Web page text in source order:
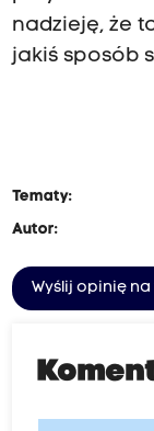
nadzieję, że
jakiś sposób
Tematy:
Autor:
Wyślij opinię